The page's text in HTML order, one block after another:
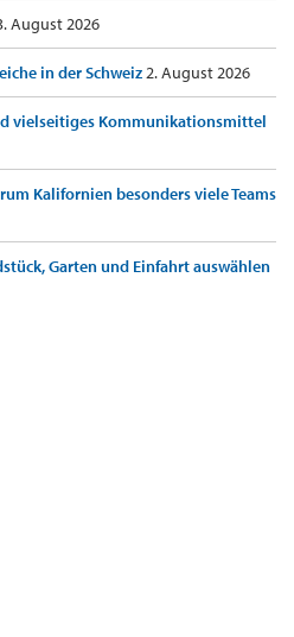
August 2026
in der Schweiz2. August 2026
vielseitiges Kommunikationsmittel
Kalifornien besonders viele Teams
Garten und Einfahrt auswählen